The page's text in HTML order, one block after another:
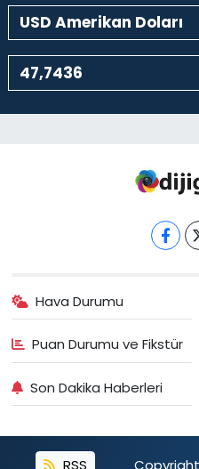
Hava Durumu
Puan Durumu ve Fikstür
Son Dakika Haberleri
RSS Copyright